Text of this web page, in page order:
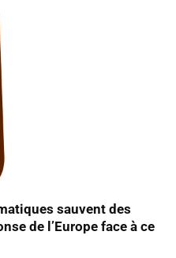
sauvent des
de l’Europe face à ce